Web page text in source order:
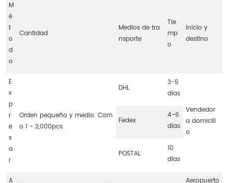
M
é
t
o
d
o
Cantidad
Medios de tra
nsporte
Tie
mp
o
Inicio y
destino
E
x
p
r
e
s
a
r
Orden pequeño y medio. Com
o 1 - 2,000pcs
DHL
3-5
días
Vendedor
a domicili
o
Fedex
4-6
días
POSTAL
10
días
A
Aeropuerto